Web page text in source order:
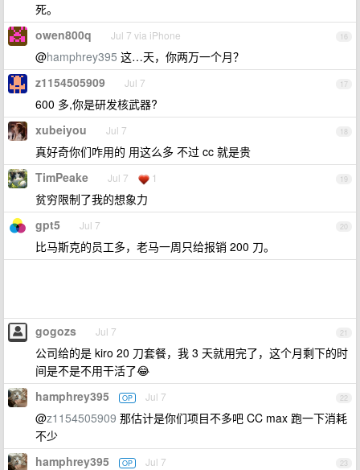
死。
16
owen800q Jul 7 via iPhone
@hamphrey395 这…天，你两万一个月？
17
z1154505909 Jul 7
600 多,你是研发核武器?
18
xubeiyou Jul 7
真好奇你们咋用的 用这么多 不过 cc 就是贵
19
TimPeake Jul 7 1
贫穷限制了我的想象力
20
gpt5 Jul 7
比马斯克的员工多，老马一周只给报销 200 刀。
21
gogozs Jul 7
公司给的是 kiro 20 刀套餐，我 3 天就用完了，这个月剩下的时
间是不是不用干活了😂
22
hamphrey395 OP Jul 7
@z1154505909 那估计是你们项目不多吧 CC max 跑一下消耗
不少
23
hamphrey395 OP Jul 7